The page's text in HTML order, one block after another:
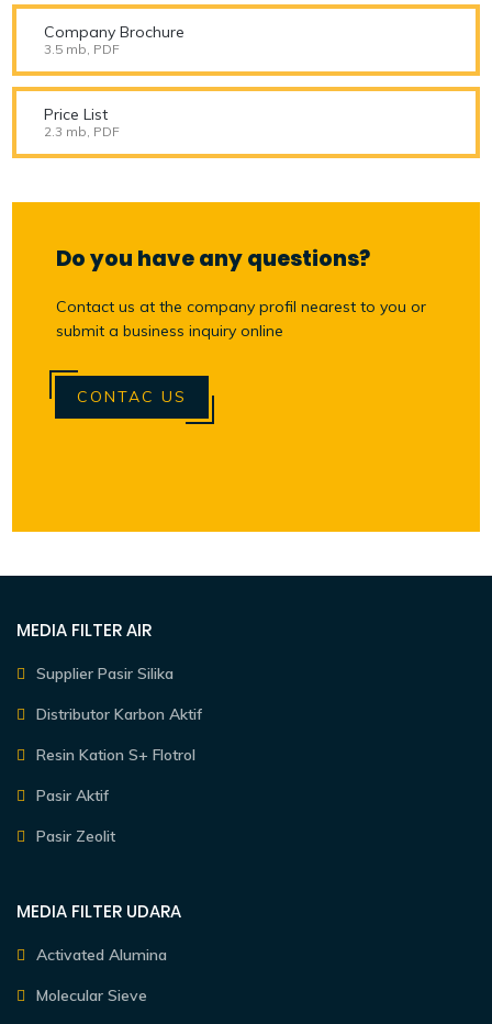
Company Brochure
3.5 mb, PDF
Price List
2.3 mb, PDF
Do you have any questions?
Contact us at the company profil nearest to you or
submit a business inquiry online
CONTAC US
MEDIA FILTER AIR
Supplier Pasir Silika
Distributor Karbon Aktif
Resin Kation S+ Flotrol
Pasir Aktif
Pasir Zeolit
MEDIA FILTER UDARA
Activated Alumina
Molecular Sieve